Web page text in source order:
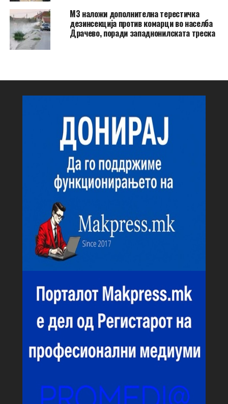
МЗ наложи дополнителна терестичка
дезинсекција против комарци во населба
Драчево, поради западнонилската треска